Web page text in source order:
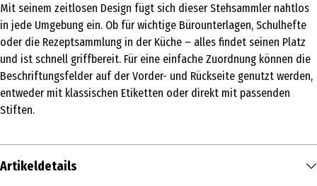
Mit seinem zeitlosen Design fügt sich dieser Stehsammler nahtlos
in jede Umgebung ein. Ob für wichtige Bürounterlagen, Schulhefte
oder die Rezeptsammlung in der Küche – alles findet seinen Platz
und ist schnell griffbereit. Für eine einfache Zuordnung können die
Beschriftungsfelder auf der Vorder- und Rückseite genutzt werden,
entweder mit klassischen Etiketten oder direkt mit passenden
Stiften.
Artikeldetails